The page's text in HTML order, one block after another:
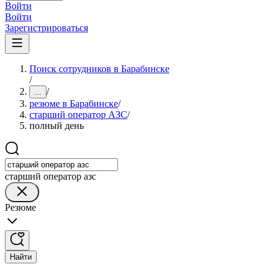
Войти
Войти
Зарегистрироваться
Поиск сотрудников в Барабинске
/
... /
резюме в Барабинске/
старший оператор АЗС/
полный день
старший оператор азс
Резюме
Найти